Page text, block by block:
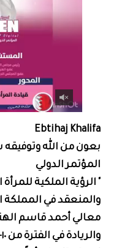
Ebtihaj Khalifa
بعون من الله
المؤتمر الدولي
" الرؤية الملكية للمرأة
والمنعقد في المملكة
معالي أحمد قاسم
والريادة في الفترة من ١٠-١١ فبراير ٢٠٢٤م